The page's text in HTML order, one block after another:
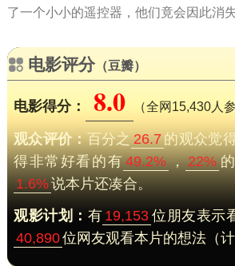
了一个小小的遥控器，他们竟会因此消
电影评分（豆瓣）
电影得分： 8.0 （全网15,430人
观众评价：百分之26.7的观众觉
得非常好看的有49.2%，22%
1.6%说本片还凑合。
观影计划： 有 19,153 位朋友表示
40,890位网友观看本片的想法（计